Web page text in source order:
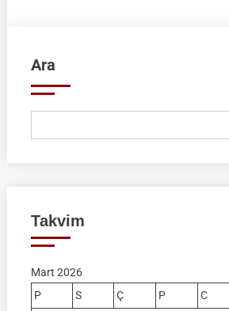
Ara
Takvim
Mart 2026
P
S Ç P C